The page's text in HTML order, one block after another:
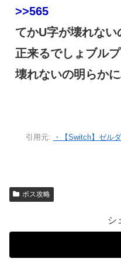
>>565
てかU字が壊れな
正来るでしょブル
壊れないの明らか
引用元:
・【Switch】ゼル
ボス攻略
シ